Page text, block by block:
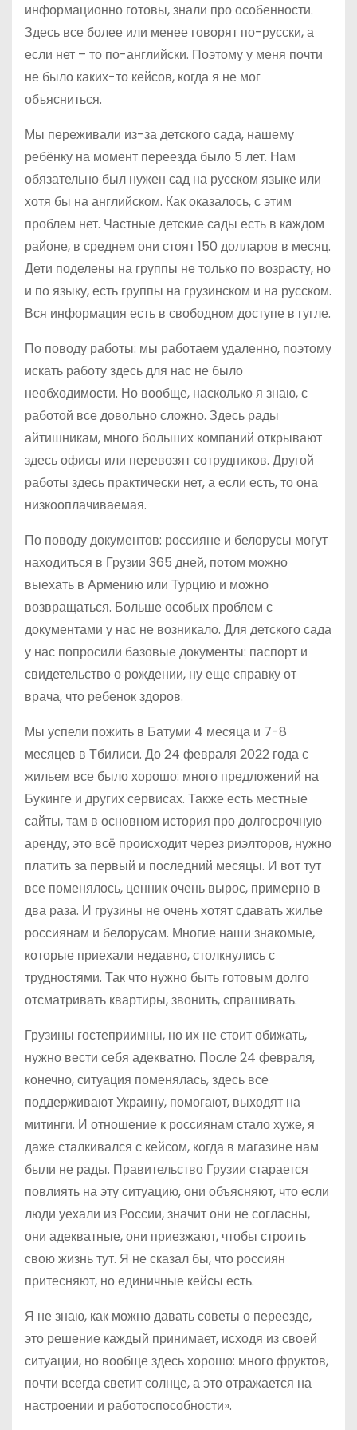
информационно готовы, знали про особенности.
Здесь все более или менее говорят по-русски, а
если нет – то по-английски. Поэтому у меня почти
не было каких-то кейсов, когда я не мог
объясниться.
Мы переживали из-за детского сада, нашему
ребёнку на момент переезда было 5 лет. Нам
обязательно был нужен сад на русском языке или
хотя бы на английском. Как оказалось, с этим
проблем нет. Частные детские сады есть в каждом
районе, в среднем они стоят 150 долларов в месяц.
Дети поделены на группы не только по возрасту, но
и по языку, есть группы на грузинском и на русском.
Вся информация есть в свободном доступе в гугле.
По поводу работы: мы работаем удаленно, поэтому
искать работу здесь для нас не было
необходимости. Но вообще, насколько я знаю, с
работой все довольно сложно. Здесь рады
айтишникам, много больших компаний открывают
здесь офисы или перевозят сотрудников. Другой
работы здесь практически нет, а если есть, то она
низкооплачиваемая.
По поводу документов: россияне и белорусы могут
находиться в Грузии 365 дней, потом можно
выехать в Армению или Турцию и можно
возвращаться. Больше особых проблем с
документами у нас не возникало. Для детского сада
у нас попросили базовые документы: паспорт и
свидетельство о рождении, ну еще справку от
врача, что ребенок здоров.
Мы успели пожить в Батуми 4 месяца и 7-8
месяцев в Тбилиси. До 24 февраля 2022 года с
жильем все было хорошо: много предложений на
Букинге и других сервисах. Также есть местные
сайты, там в основном история про долгосрочную
аренду, это всё происходит через риэлторов, нужно
платить за первый и последний месяцы. И вот тут
все поменялось, ценник очень вырос, примерно в
два раза. И грузины не очень хотят сдавать жилье
россиянам и белорусам. Многие наши знакомые,
которые приехали недавно, столкнулись с
трудностями. Так что нужно быть готовым долго
отсматривать квартиры, звонить, спрашивать.
Грузины гостеприимны, но их не стоит обижать,
нужно вести себя адекватно. После 24 февраля,
конечно, ситуация поменялась, здесь все
поддерживают Украину, помогают, выходят на
митинги. И отношение к россиянам стало хуже, я
даже сталкивался с кейсом, когда в магазине нам
были не рады. Правительство Грузии старается
повлиять на эту ситуацию, они объясняют, что если
люди уехали из России, значит они не согласны,
они адекватные, они приезжают, чтобы строить
свою жизнь тут. Я не сказал бы, что россиян
притесняют, но единичные кейсы есть.
Я не знаю, как можно давать советы о переезде,
это решение каждый принимает, исходя из своей
ситуации, но вообще здесь хорошо: много фруктов,
почти всегда светит солнце, а это отражается на
настроении и работоспособности».